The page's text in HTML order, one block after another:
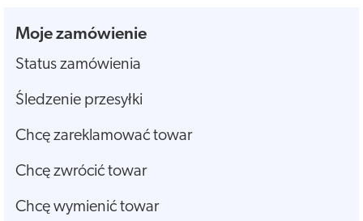
Moje zamówienie
Status zamówienia
Śledzenie przesyłki
Chcę zareklamować towar
Chcę zwrócić towar
Chcę wymienić towar